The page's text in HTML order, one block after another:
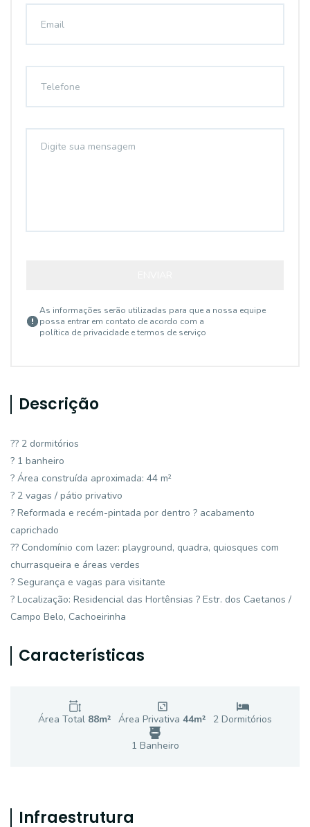
As informações serão utilizadas para que a nossa equipe
possa entrar em contato de acordo com a
política de privacidade e termos de serviço
Descrição
?? 2 dormitórios
? 1 banheiro
? Área construída aproximada: 44 m²
? 2 vagas / pátio privativo
? Reformada e recém-pintada por dentro ? acabamento
caprichado
?? Condomínio com lazer: playground, quadra, quiosques com
churrasqueira e áreas verdes
? Segurança e vagas para visitante
? Localização: Residencial das Hortênsias ? Estr. dos Caetanos /
Campo Belo, Cachoeirinha
Características
Área Total 88m² Área Privativa 44m² 2 Dormitórios
1 Banheiro
Infraestrutura